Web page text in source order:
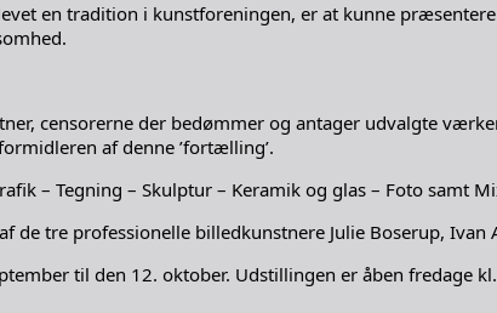
en tradition i kunstforeningen, er at kunne
censorerne der bedømmer og antager udvalgte
af denne ’fortælling’.
– Tegning – Skulptur – Keramik og glas – Foto samt
tre professionelle billedkunstnere Julie Boserup, Ivan
til den 12. oktober. Udstillingen er åben fredage